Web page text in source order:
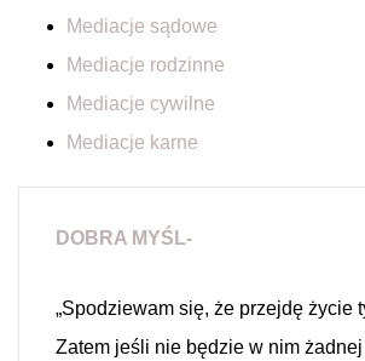
Mediacje sądowe
Mediacje rodzinne
Mediacje cywilne
Mediacje karne
DOBRA MYŚL-
„Spodziewam się, że przejdę życie
Zatem jeśli nie będzie w nim